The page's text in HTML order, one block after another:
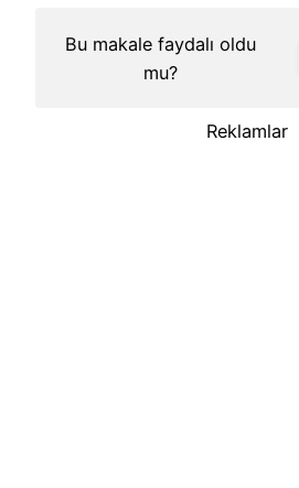
Bu makale faydalı oldu
mu?
Reklamlar